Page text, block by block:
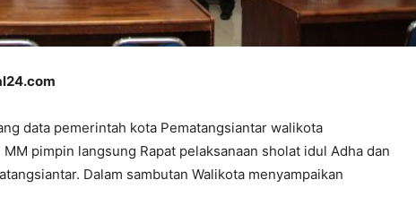
data pemerintah kota Pematangsiantar walikota
pimpin langsung Rapat pelaksanaan sholat idul Adha dan
Dalam sambutan Walikota menyampaikan